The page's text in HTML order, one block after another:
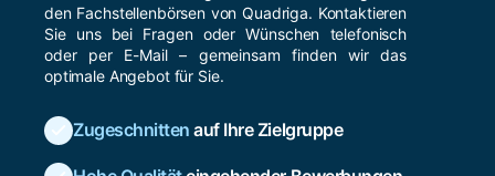
den Fachstellenbörsen von Quadriga. Kontaktieren
Sie uns bei Fragen oder Wünschen telefonisch
oder per E-Mail – gemeinsam finden wir das
optimale Angebot für Sie.
Zugeschnitten auf Ihre Zielgruppe